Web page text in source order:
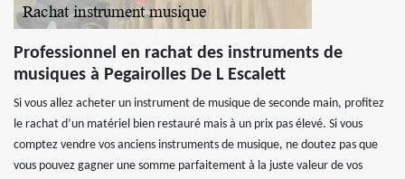
Professionnel en rachat des instruments de
musiques à Pegairolles De L Escalett
Si vous allez acheter un instrument de musique de seconde main, profitez
le rachat d’un matériel bien restauré mais à un prix pas élevé. Si vous
comptez vendre vos anciens instruments de musique, ne doutez pas que
vous pouvez gagner une somme parfaitement à la juste valeur de vos